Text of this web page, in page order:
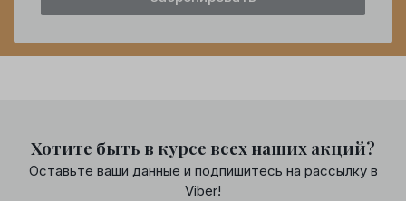
Хотите быть в курсе всех наших акций?
Оставьте ваши данные и подпишитесь на рассылку в
Viber!